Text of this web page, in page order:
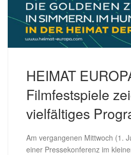
HEIMAT
Filmfestspiele
vielfältiges
Am vergangenen Mittwoch (1.
einer Pressekonferenz im